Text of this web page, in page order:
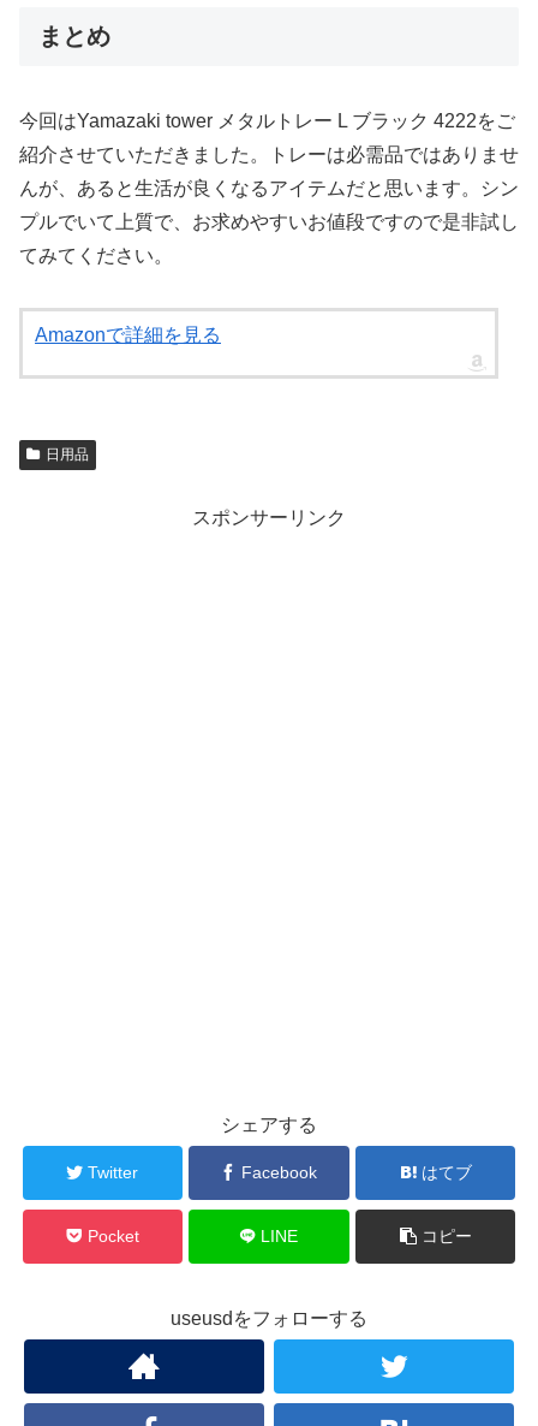
まとめ
今回はYamazaki tower メタルトレー L ブラック 4222をご
紹介させていただきました。トレーは必需品ではありませ
んが、あると生活が良くなるアイテムだと思います。シン
プルでいて上質で、お求めやすいお値段ですので是非試し
てみてください。
Amazonで詳細を見る
日用品
スポンサーリンク
シェアする
Twitter Facebook はてブ
Pocket LINE コピー
useusdをフォローする